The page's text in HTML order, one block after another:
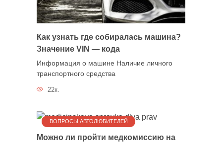
Как узнать где собиралась машина?
Значение VIN — кода
Информация о машине Наличие личного
транспортного средства
22к.
ВОПРОСЫ АВТОЛЮБИТЕЛЕЙ
Можно ли пройти медкомиссию на